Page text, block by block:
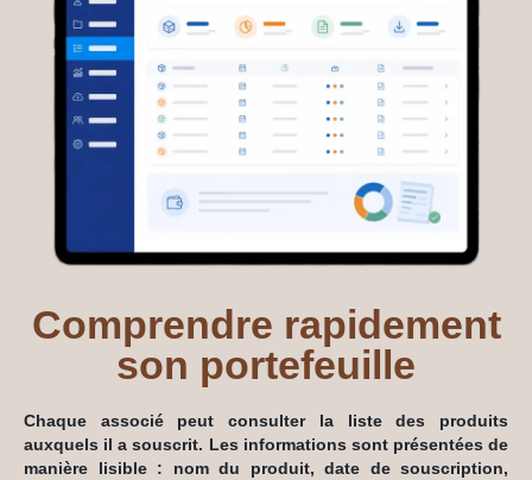
Comprendre rapidement
son portefeuille
Chaque associé peut consulter la liste des produits
auxquels il a souscrit. Les informations sont présentées de
manière lisible : nom du produit, date de souscription,